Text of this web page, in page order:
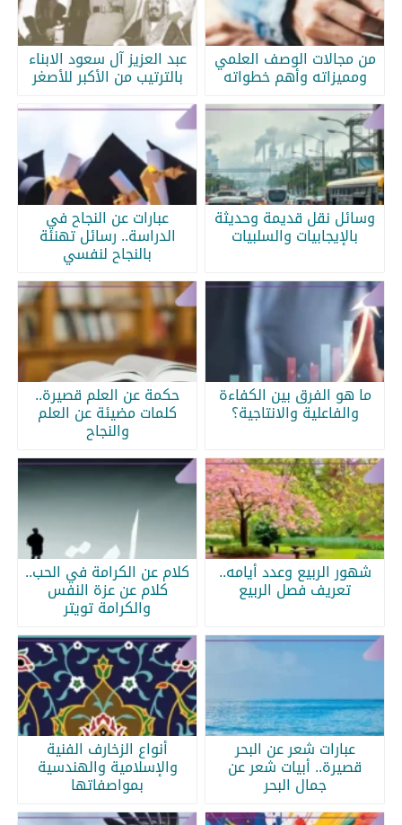
من مجالات الوصف العلمي
ومميزاته وأهم خطواته
عبد العزيز آل سعود الابناء
بالترتيب من الأكبر للأصغر
وسائل نقل قديمة وحديثة
بالإيجابيات والسلبيات
عبارات عن النجاح في
الدراسة.. رسائل تهنئة
بالنجاح لنفسي
ما هو الفرق بين الكفاءة
والفاعلية والانتاجية؟
حكمة عن العلم قصيرة..
كلمات مضيئة عن العلم
والنجاح
شهور الربيع وعدد أيامه..
تعريف فصل الربيع
كلام عن الكرامة في الحب..
كلام عن عزة النفس
والكرامة تويتر
عبارات شعر عن البحر
قصيرة.. أبيات شعر عن
جمال البحر
أنواع الزخارف الفنية
والإسلامية والهندسية
بمواصفاتها